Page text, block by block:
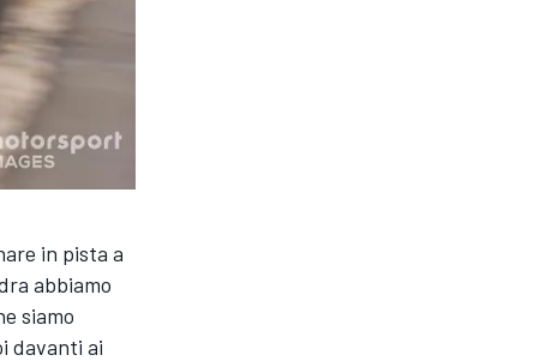
in pista a
abbiamo
siamo
davanti ai